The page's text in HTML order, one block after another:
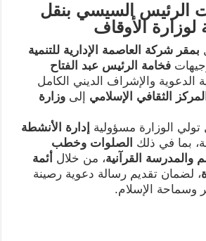
الرئيس السيسي بنقل
لوزارة الأوقاف
بمقر شركة العاصمة الإدارية للتنمية
فخامة الرئيس عبد الفتاح
الدعوية والإشراف الديني الكامل
الثقافي الإسلاميإلى وزارة
الوزارة مسؤولية إدارة الأنشطة
بما في ذلك الصلوات وخطب
والمدرسة القرآنية، من خلال أئمة
، لضمان تقديم رسالة دعوية رصينة
الإسلام.